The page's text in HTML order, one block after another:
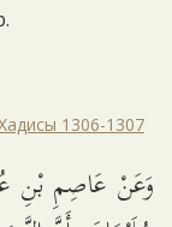
1306-1307
وَعَنْ عَاصِمِ بْنِ